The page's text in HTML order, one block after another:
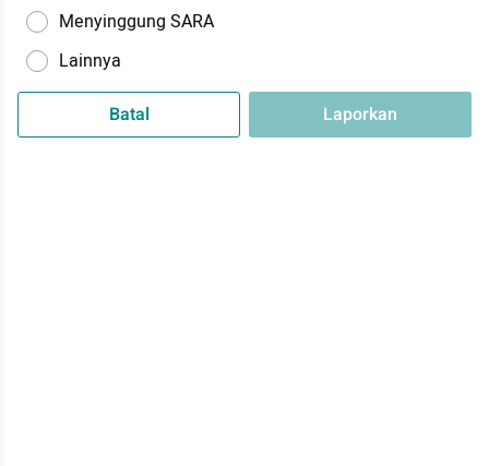
Menyinggung SARA
Lainnya
Batal Laporkan